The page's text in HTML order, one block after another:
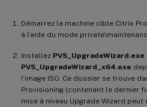
Démarrez la machine cible Citrix
à l’aide du mode
Installez PVS_UpgradeWizard.exe
PVS_UpgradeWizard_x64.exe
l’image ISO. Ce dossier se trouve
Provisioning (contenant le dernier
mise à niveau Upgrade Wizard